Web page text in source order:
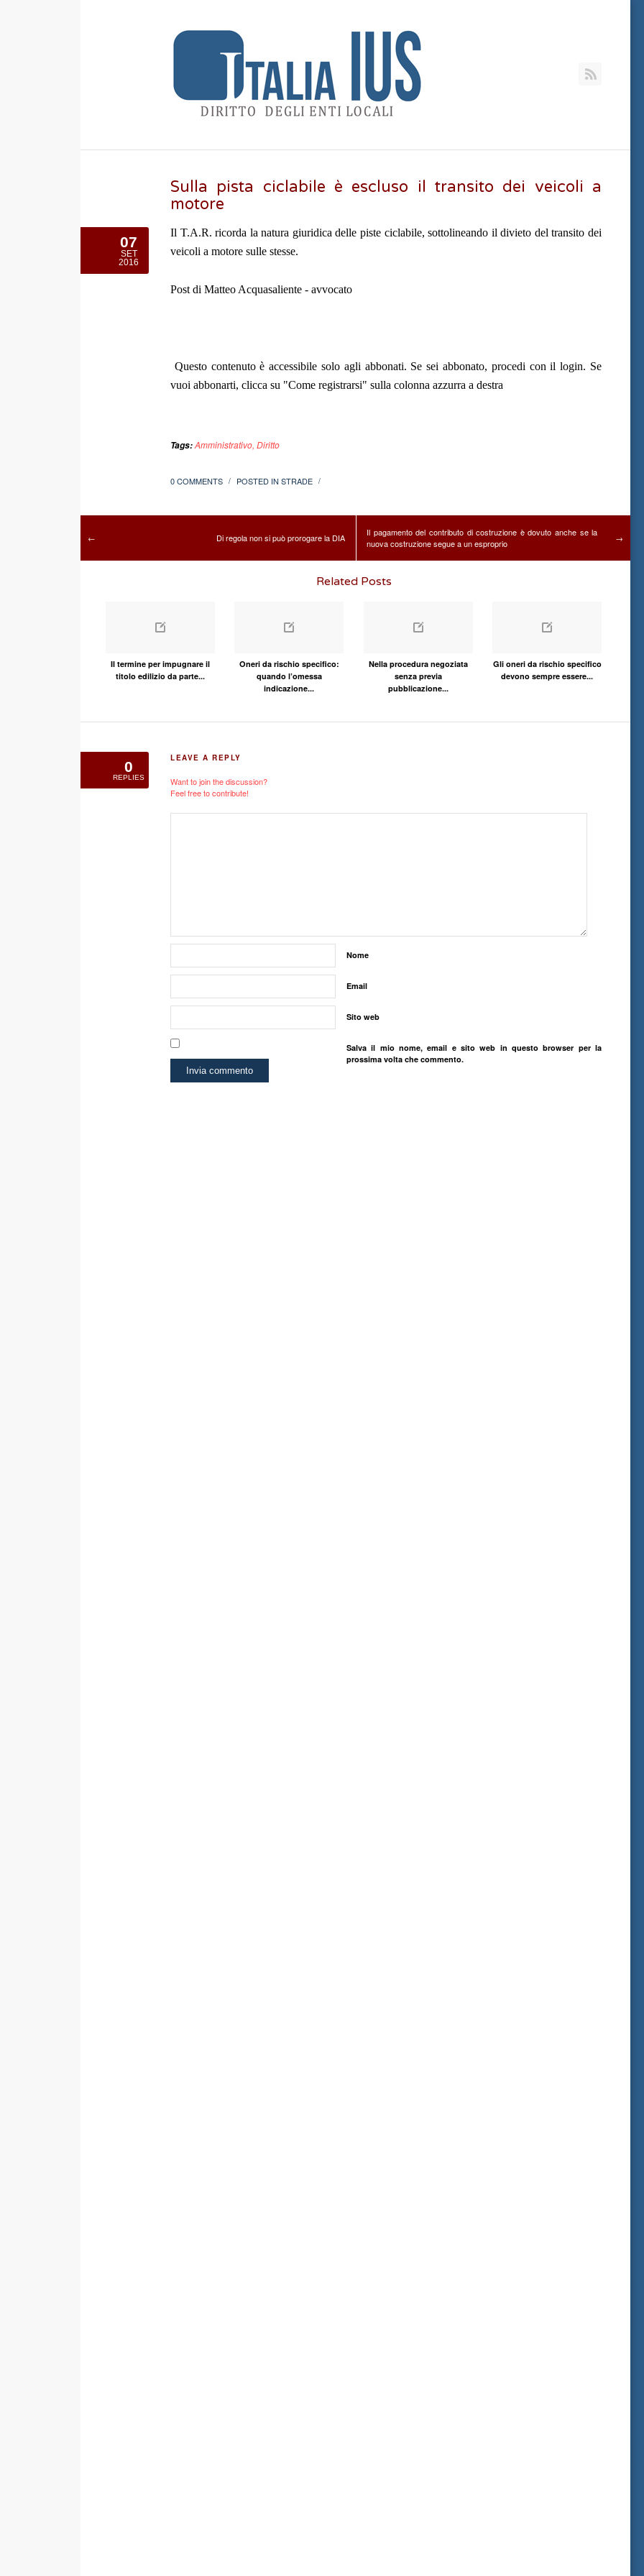
Sulla pista ciclabile è escluso il transito dei veicoli a
motore
07
SET
2016
Il T.A.R. ricorda la natura giuridica delle piste ciclabile, sottolineando il divieto del transito dei
veicoli a motore sulle stesse.
Post di Matteo Acquasaliente - avvocato
Questo contenuto è accessibile solo agli abbonati. Se sei abbonato, procedi con il login. Se
vuoi abbonarti, clicca su "Come registrarsi" sulla colonna azzurra a destra
Tags:Amministrativo, Diritto
0 COMMENTS / POSTED IN STRADE /
← Di regola non si può prorogare la DIA
Il pagamento del contributo di costruzione è dovuto anche se la
nuova costruzione segue a un esproprio
→
Related Posts
Il termine per impugnare il
titolo edilizio da parte...
Oneri da rischio specifico:
quando l’omessa
indicazione...
Nella procedura negoziata
senza previa
pubblicazione...
Gli oneri da rischio specifico
devono sempre essere...
0
REPLIES
LEAVE A REPLY
Want to join the discussion?
Feel free to contribute!
Nome
Email
Sito web
Salva il mio nome, email e sito web in questo browser per la
prossima volta che commento.